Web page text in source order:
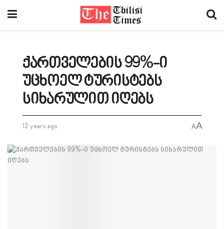
ქართველების 99%-ი
უცხოელ ტურისტებს
სიხარულით იღებს
12 years ago AA